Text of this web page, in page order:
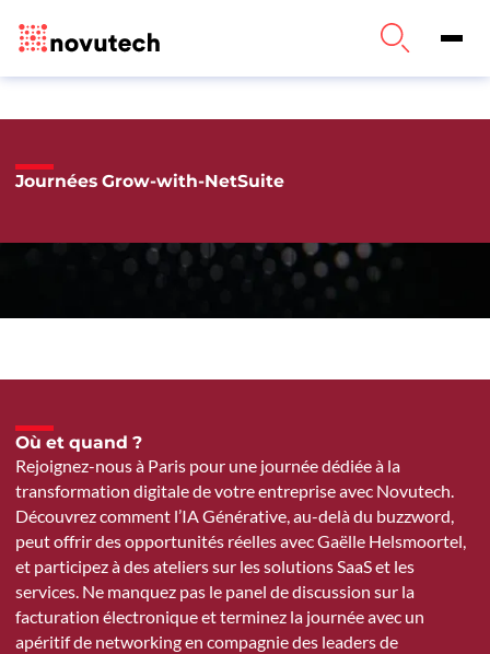
Journées Grow-with-NetSuite
Où et quand ?
Rejoignez-nous à Paris pour une journée dédiée à la
transformation digitale de votre entreprise avec Novutech.
Découvrez comment l’IA Générative, au-delà du buzzword,
peut offrir des opportunités réelles avec Gaëlle Helsmoortel,
et participez à des ateliers sur les solutions SaaS et les
services. Ne manquez pas le panel de discussion sur la
facturation électronique et terminez la journée avec un
apéritif de networking en compagnie des leaders de